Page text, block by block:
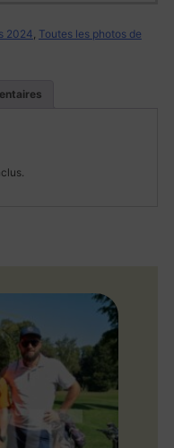
2024 Toutes les photos de